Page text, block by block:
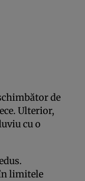
de
Ulterior,
cu o
limitele